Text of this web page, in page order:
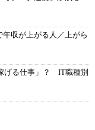
年収が上がる人／上がら
げる仕事」？ IT職種別